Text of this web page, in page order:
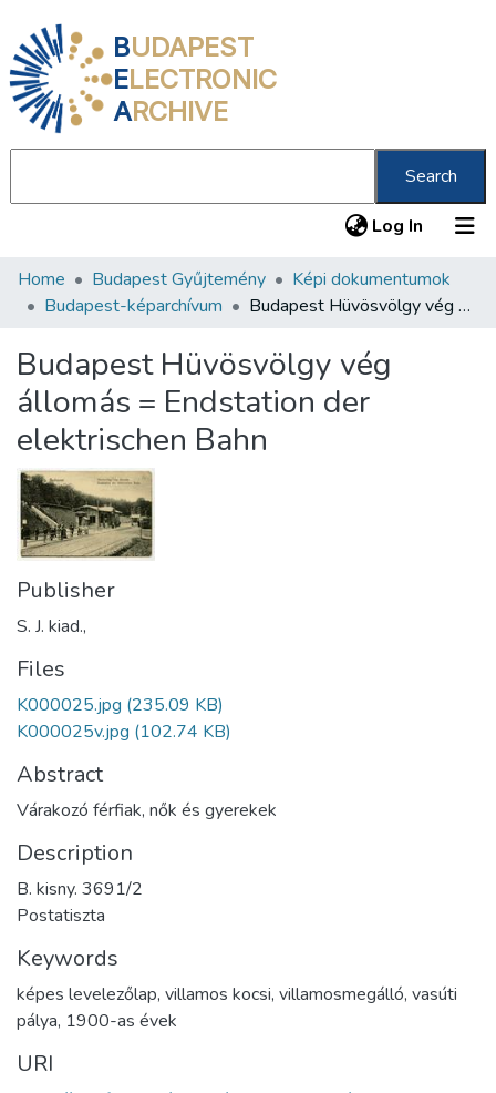
BUDAPEST
ELECTRONIC
ARCHIVE
Search
Log In (current)
Communities & Collections
Statistics
About us
Home Budapest Gyűjtemény
Képi dokumentumok
Budapest-képarchívum
Budapest Hüvösvölgy vég állomás = Endstation der elektrischen Bahn
Budapest Hüvösvölgy vég
állomás = Endstation der
elektrischen Bahn
Publisher
S. J. kiad.,
Files
K000025.jpg (235.09 KB)
K000025v.jpg (102.74 KB)
Abstract
Várakozó férfiak, nők és gyerekek
Description
B. kisny. 3691/2
Postatiszta
Keywords
képes levelezőlap, villamos kocsi, villamosmegálló, vasúti
pálya, 1900-as évek
URI